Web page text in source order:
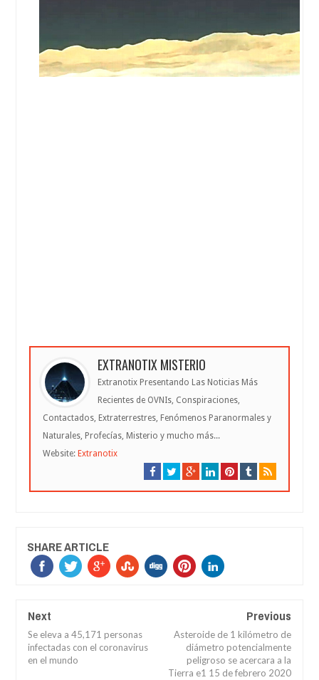
EXTRANOTIX MISTERIO
Extranotix Presentando Las Noticias Más
Recientes de OVNIs, Conspiraciones,
Contactados, Extraterrestres, Fenómenos Paranormales y
Naturales, Profecías, Misterio y mucho más...
Website: Extranotix
SHARE ARTICLE
Next
Se eleva a 45,171 personas
infectadas con el coronavirus
en el mundo
Previous
Asteroide de 1 kilómetro de
diámetro potencialmente
peligroso se acercara a la
Tierra e1 15 de febrero 2020